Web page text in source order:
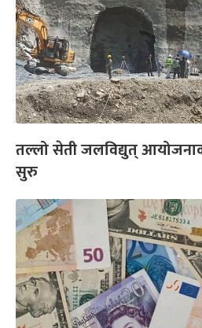
तल्लो सेती जलविद्युत्
सुरु